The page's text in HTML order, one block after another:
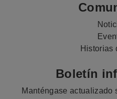
Historias
Boletín
Manténgase actualizado